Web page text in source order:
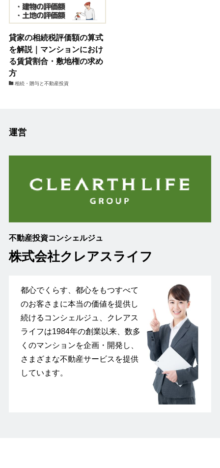
貸家の相続税評価額の算式
を解説｜マンションにおけ
る賃貸割合・敷地権の求め
方
相続・贈与と不動産投資
運営
不動産投資コンシェルジュ
株式会社クレアスライフ
都心でくらす、都心をもつすべて
のお客さまに本当の価値を提供し
続けるコンシェルジュ、クレアス
ライフは1984年の創業以来、数多
くのマンションを企画・開発し、
さまざまな不動産サービスを提供
しています。